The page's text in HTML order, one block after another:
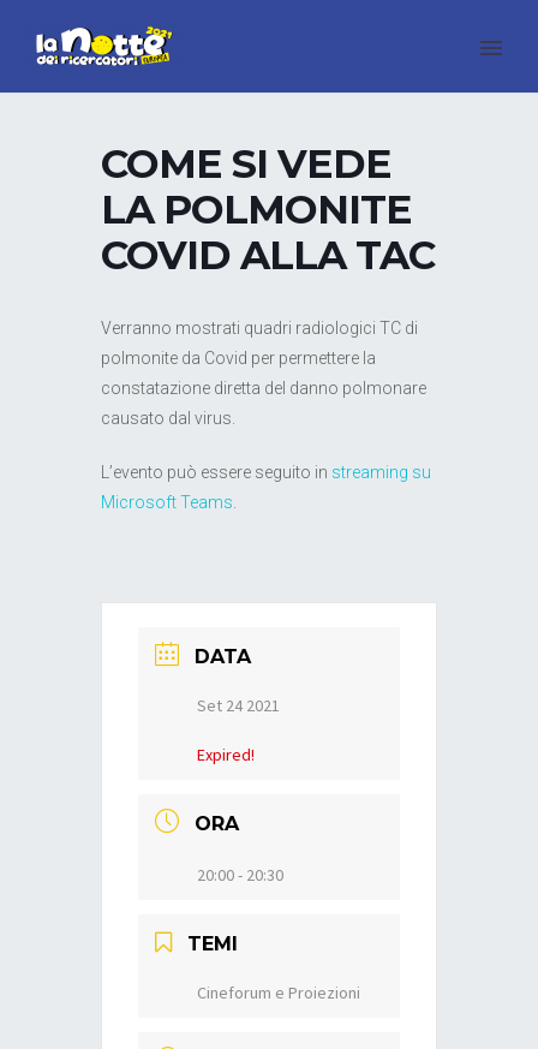
COME SI VEDE
LA POLMONITE
COVID ALLA TAC
Verranno mostrati quadri radiologici TC di
polmonite da Covid per permettere la
constatazione diretta del danno polmonare
causato dal virus.
L’evento può essere seguito in streaming su
Microsoft Teams
DATA
Set 24 2021
Expired!
ORA
20:00 - 20:30
TEMI
Cineforum e Proiezioni